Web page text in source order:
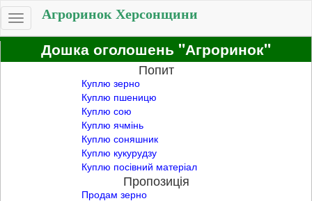
Toggle
navigation
Агроринок Херсонщини
Дошка оголошень "Агроринок"
Попит
Куплю зерно
Куплю пшеницю
Куплю сою
Куплю ячмінь
Куплю соняшник
Куплю кукурудзу
Куплю посівний матеріал
Пропозиція
Продам зерно